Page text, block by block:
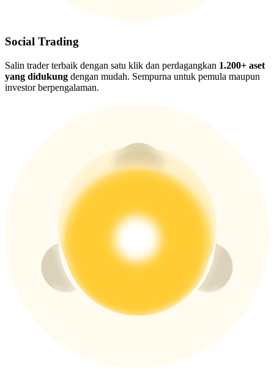
New Listing Futures Fest
Trade New Futures, Win 200,000 USDT
77,777+3k Rewards
Lebih Banyak Acara
Menangkan Hadiah dan Hadiah Eksklusif
Social Trading
Salin trader terbaik dengan satu klik dan perdagangkan 1.200+ aset
yang didukung dengan mudah. Sempurna untuk pemula maupun
investor berpengalaman.